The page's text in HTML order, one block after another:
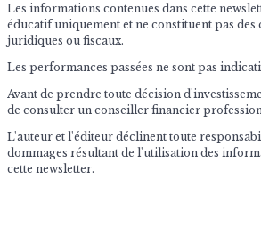
Les informations contenues dans cette
éducatif uniquement et ne constituent pas des
juridiques ou fiscaux.
Les performances passées ne sont pas
Avant de prendre toute décision
de consulter un conseiller financier
L'auteur et l'éditeur déclinent toute
dommages résultant de l'utilisation des
cette newsletter.